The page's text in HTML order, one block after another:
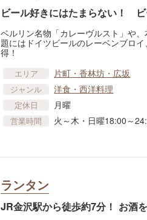
ビール好きにはたまらない！
ベルリン名物「カレーヴルスト」や
題にはドイツビールのレーベンブロ
得！
エリア 片町・香林坊・広坂
ジャンル 洋食・西洋料理
定休日 月曜
営業時間 火～木・日曜18:00～
ランタン
JR金沢駅から徒歩約7分！ お酒